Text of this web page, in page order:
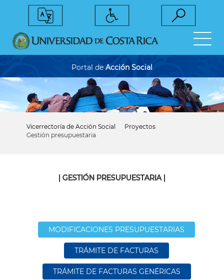
Portal de Acción Social
Sobrescribir
Vicerrectoría de Acción Social
Proyectos
Gestión presupuestaria
| GESTIÓN PRESUPUESTARIA |
MODIFICACIONES PRESUPUESTARIAS
TRÁMITE DE FACTURAS
TRÁMITE DE FACTURAS GENÉRICAS